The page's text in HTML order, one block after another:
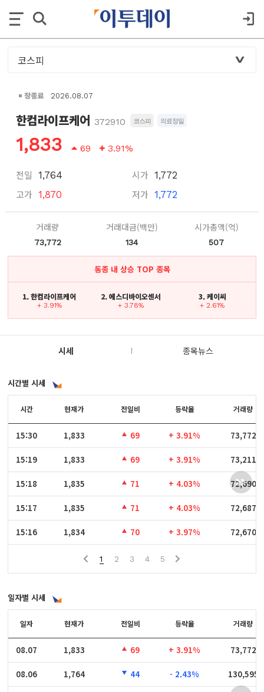
장종료 2026.08.07
한컴라이프케어 372910 코스피 의료정밀
1,833 69 3.91%
전일 1,764
고가 1,870
시가 1,772
저가 1,772
거래량
73,772
거래대금(백만)
134
시가총액(억)
507
동종 내 상승 TOP 종목
1. 한컴라이프케어
+ 3.91%
2. 에스디바이오센서
+ 3.78%
3. 케이씨
+ 2.61%
시세 종목뉴스
시간별 시세
시간
15:30
15:19
15:18
15:17
15:16
시간 현재가 전일비 등락율 거래량
15:30 1,833 69 + 3.91% 73,772
15:19 1,833 69 + 3.91% 73,211
15:18 1,835 71 + 4.03% 72,690
15:17 1,835 71 + 4.03% 72,687
15:16 1,834 70 + 3.97% 72,670
1 2 3 4 5
일자별 시세
일자
08.07
08.06
일자 현재가 전일비 등락율 거래량
08.07 1,833 69 + 3.91% 73,772
08.06 1,764 44 - 2.43% 130,595